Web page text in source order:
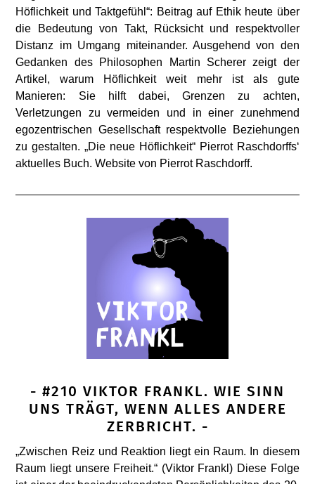
Höflichkeit und Taktgefühl“: Beitrag auf Ethik heute über
die Bedeutung von Takt, Rücksicht und respektvoller
Distanz im Umgang miteinander. Ausgehend von den
Gedanken des Philosophen Martin Scherer zeigt der
Artikel, warum Höflichkeit weit mehr ist als gute
Manieren: Sie hilft dabei, Grenzen zu achten,
Verletzungen zu vermeiden und in einer zunehmend
egozentrischen Gesellschaft respektvolle Beziehungen
zu gestalten. „Die neue Höflichkeit“ Pierrot Raschdorffs‘
aktuelles Buch. Website von Pierrot Raschdorff.
- #210 VIKTOR FRANKL. WIE SINN
UNS TRÄGT, WENN ALLES ANDERE
ZERBRICHT. -
„Zwischen Reiz und Reaktion liegt ein Raum. In diesem
Raum liegt unsere Freiheit.“ (Viktor Frankl) Diese Folge